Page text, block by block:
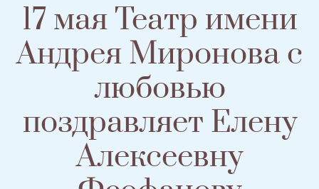
17 мая Театр имени
Андрея Миронова с
любовью
поздравляет Елену
Алексеевну